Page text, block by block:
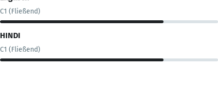
C1 (Fließend)
HINDI
C1 (Fließend)